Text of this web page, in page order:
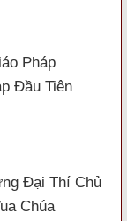
Pháp
Đầu Tiên
Đại Thí Chủ
Chúa